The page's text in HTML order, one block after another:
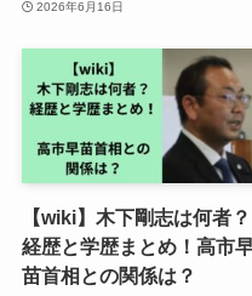
2026年6月16日
【wiki】木下剛志は何者？
経歴と学歴まとめ！高市
苗首相との関係は？